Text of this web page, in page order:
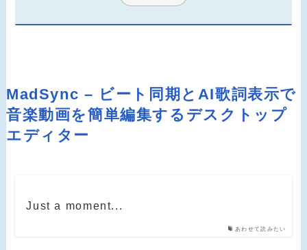
MadSync – ビート同期とAI歌詞表示で
音楽動画を簡単編集するデスクトップ
エディター
あわせて読みたい
Just a moment...